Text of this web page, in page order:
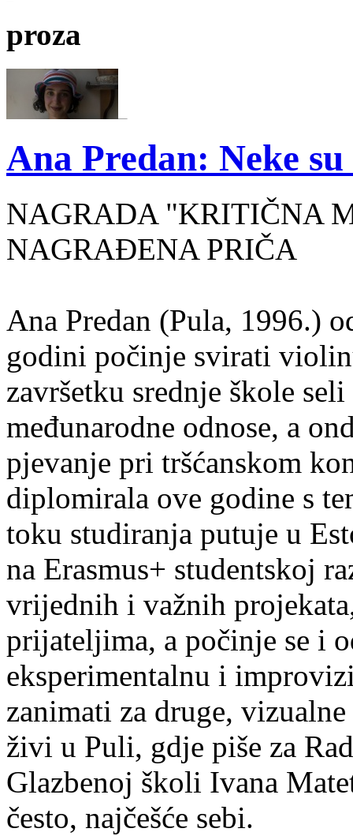
proza
Ana Predan: Neke
NAGRADA "KRITIČNA
NAGRAĐENA PRIČA
Ana Predan (Pula, 1996.)
godini počinje svirati
završetku srednje škole
međunarodne odnose, a
pjevanje pri tršćanskom
diplomirala ove godine s
toku studiranja putuje u
na Erasmus+ studentskoj
vrijednih i važnih
prijateljima, a počinje se i
eksperimentalnu i
zanimati za druge,
živi u Puli, gdje piše za
Glazbenoj školi Ivana
često, najčešće sebi.